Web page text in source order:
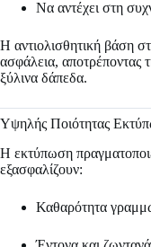
Να αντέχει στη
Η αντιολισθητική βάση
ασφάλεια, αποτρέποντας
ξύλινα δάπεδα.
Υψηλής Ποιότητας
Η εκτύπωση
εξασφαλίζουν:
Καθαρότητα